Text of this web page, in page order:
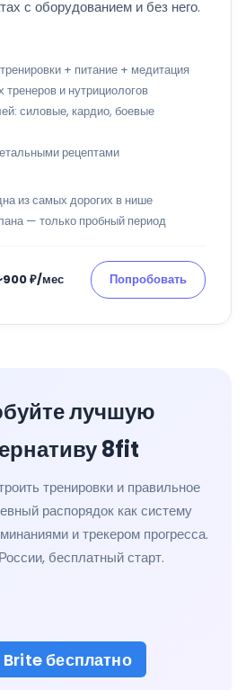
с оборудованием и без него.
+ питание + медитация
тренеров и нутрициологов
силовые, кардио, боевые
рецептами
из самых дорогих в нише
— только пробный период
₽/мес Попробовать
лучшую
8fit
тренировки и правильное
распорядок как систему
и трекером прогресса.
бесплатный старт.
бесплатно